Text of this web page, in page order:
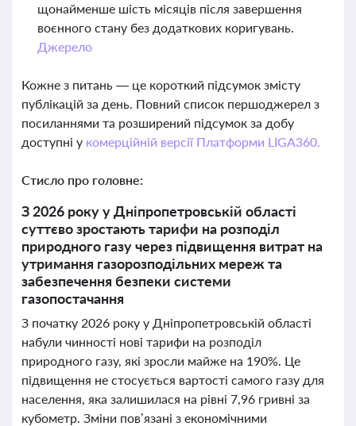
щонайменше шість місяців після завершення
воєнного стану без додаткових коригувань.
Джерело
Кожне з питань — це короткий підсумок змісту
публікацій за день. Повний список першоджерел з
посиланнями та розширений підсумок за добу
доступні у комерційній версії Платформи LIGA360.
Стисло про головне:
З 2026 року у Дніпропетровській області
суттєво зростають тарифи на розподіл
природного газу через підвищення витрат на
утримання газорозподільних мереж та
забезпечення безпеки системи
газопостачання
З початку 2026 року у Дніпропетровській області
набули чинності нові тарифи на розподіл
природного газу, які зросли майже на 190%. Це
підвищення не стосується вартості самого газу для
населення, яка залишилася на рівні 7,96 гривні за
кубометр. Зміни пов’язані з економічними